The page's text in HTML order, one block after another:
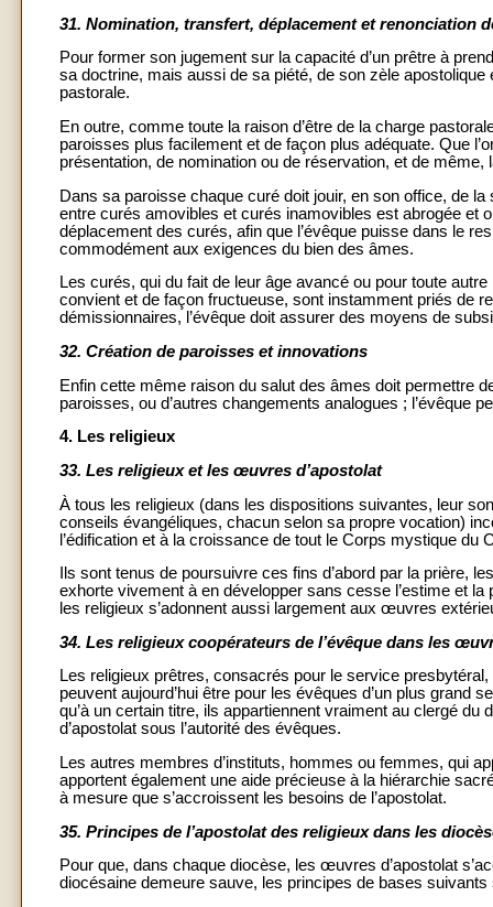
31. Nomination, transfert, déplacement et renonciation
Pour former son jugement sur la capacité d’un prêtre à
sa doctrine, mais aussi de sa piété, de son zèle
pastorale.
En outre, comme toute la raison d’être de la charge
paroisses plus facilement et de façon plus adéquate. Que
présentation, de nomination ou de réservation, et de
Dans sa paroisse chaque curé doit jouir, en son office, de
entre curés amovibles et curés inamovibles est abrogée et
déplacement des curés, afin que l’évêque puisse dans le
commodément aux exigences du bien des âmes.
Les curés, qui du fait de leur âge avancé ou pour toute
convient et de façon fructueuse, sont instamment priés de
démissionnaires, l’évêque doit assurer des moyens de
32. Création de paroisses et innovations
Enfin cette même raison du salut des âmes doit permettre
paroisses, ou d’autres changements analogues ; l’évêque
4. Les religieux
33. Les religieux et les œuvres d’apostolat
À tous les religieux (dans les dispositions suivantes, leur
conseils évangéliques, chacun selon sa propre vocation)
l’édification et à la croissance de tout le Corps mystique du
Ils sont tenus de poursuivre ces fins d’abord par la prière,
exhorte vivement à en développer sans cesse l’estime et
les religieux s’adonnent aussi largement aux œuvres
34. Les religieux coopérateurs de l’évêque dans les
Les religieux prêtres, consacrés pour le service
peuvent aujourd’hui être pour les évêques d’un plus
qu’à un certain titre, ils appartiennent vraiment au clergé
d’apostolat sous l’autorité des évêques.
Les autres membres d’instituts, hommes ou femmes, qui
apportent également une aide précieuse à la hiérarchie
à mesure que s’accroissent les besoins de l’apostolat.
35. Principes de l’apostolat des religieux dans les
Pour que, dans chaque diocèse, les œuvres d’apostolat
diocésaine demeure sauve, les principes de bases suivants